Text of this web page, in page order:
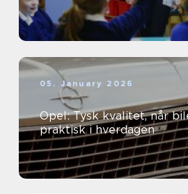
05. January 2026
Opel: Tysk kvalitet, når
praktisk i hverdagen